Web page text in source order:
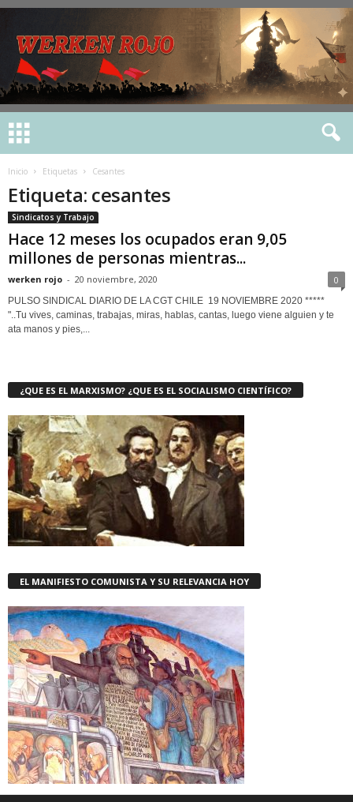
Inicio Etiquetas Cesantes
Etiqueta: cesantes
Sindicatos y Trabajo
Hace 12 meses los ocupados eran 9,05
millones de personas mientras...
werken rojo - 20 noviembre, 2020 0
PULSO SINDICAL DIARIO DE LA CGT CHILE 19 NOVIEMBRE 2020 *****
"..Tu vives, caminas, trabajas, miras, hablas, cantas, luego viene alguien y te
ata manos y pies,...
¿QUE ES EL MARXISMO? ¿QUE ES EL SOCIALISMO CIENTÍFICO?
EL MANIFIESTO COMUNISTA Y SU RELEVANCIA HOY